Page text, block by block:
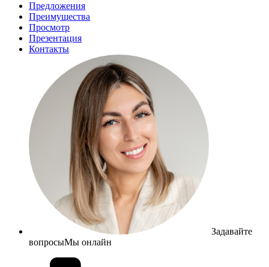
Предложения
Преимущества
Просмотр
Презентация
Контакты
Задавайте
вопросыМы онлайн